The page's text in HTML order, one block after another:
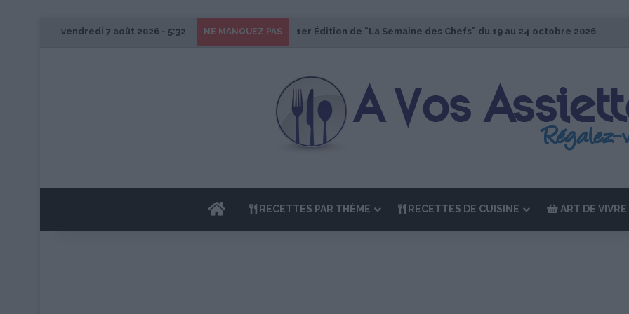
vendredi 7 août 2026 - 5:32 NE MANQUEZ PAS 1er Édition de “La Semaine des Chefs” du 19 au 24 octobre 2026
ACCUEILRECETTES PAR THÈME RECETTES DE CUISINE ART DE VIVRE